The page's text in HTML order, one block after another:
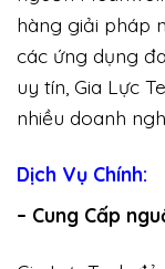
hàng giải pháp
các ứng dụng
uy tín, Gia Lực
nhiều doanh
Dịch Vụ Chính:
– Cung Cấp